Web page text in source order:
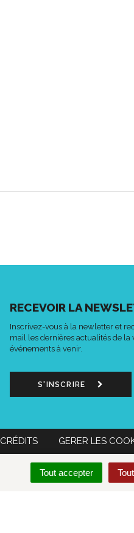
Tout accepter
RECEVOIR LA
Inscrivez-vous à la newletter et
mail les dernières actualités de la
événements à venir.
S'INSCRIRE
CRÉDITS GERER LES
MON
Lien
vers
Acce-
o